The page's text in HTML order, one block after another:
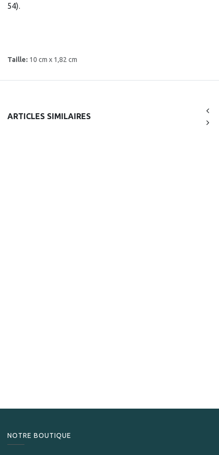
54).
Taille: 10 cm x 1,82 cm
ARTICLES SIMILAIRES
NOTRE BOUTIQUE